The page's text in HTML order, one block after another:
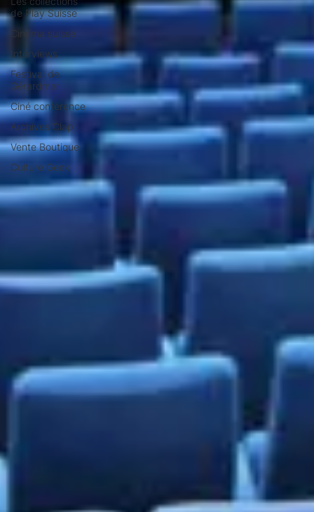
de Play Suisse
Cinéma suisse
Interviews
Festival de
Gérardmer
Ciné conférence
Archives Clap
Vente Boutique
Culture Geek